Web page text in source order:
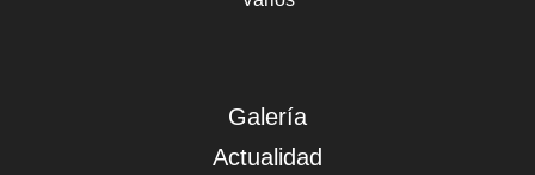
Galería
Actualidad